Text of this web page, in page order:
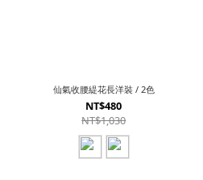
仙氣收腰緹花長洋裝 / 2色
NT$480
NT$1,030